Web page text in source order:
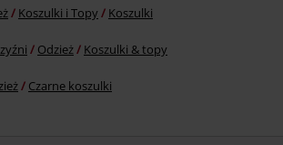
Koszulki i Topy Koszulki
Odzież Koszulki & topy
Czarne koszulki